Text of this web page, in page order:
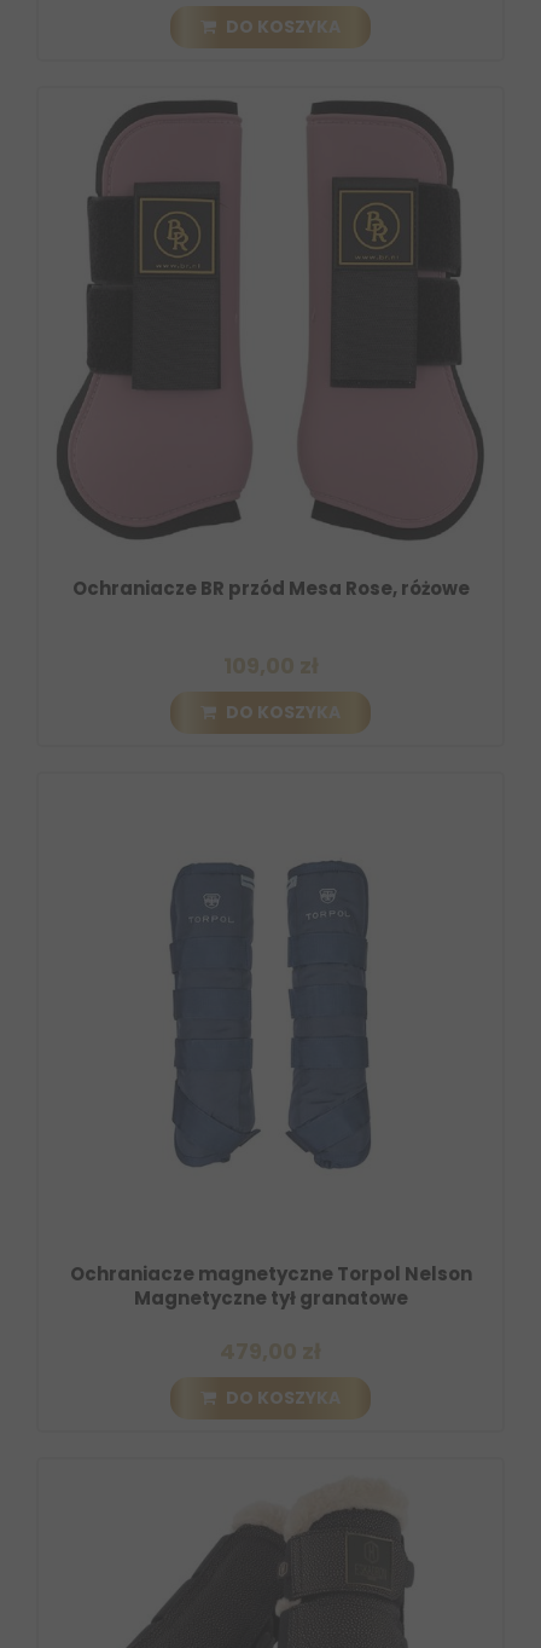
DO KOSZYKA
Ochraniacze BR przód Mesa Rose, różowe
DO KOSZYKA
Ochraniacze magnetyczne Torpol Nelson
Magnetyczne tył granatowe
DO KOSZYKA